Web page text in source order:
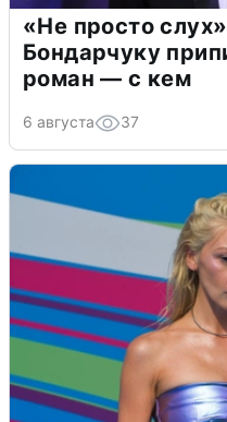
«Не просто
Бондарчуку
роман — с кем
6 августа 37